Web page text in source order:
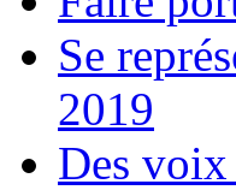
Se
2019
Des